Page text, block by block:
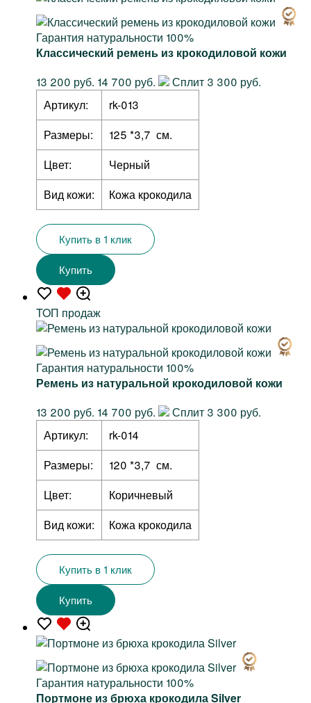
Гарантия натуральности 100%
Классический ремень из крокодиловой кожи
13 200 руб. 14 700 руб.
Сплит 3 300 руб.
Артикул:
rk-013
Размеры:
125 *3,7 см.
Цвет:
Черный
Вид кожи:
Кожа крокодила
Купить в 1 клик
Купить
TOП продаж
Гарантия натуральности 100%
Ремень из натуральной крокодиловой кожи
13 200 руб. 14 700 руб.
Сплит 3 300 руб.
Артикул:
rk-014
Размеры:
120 *3,7 см.
Цвет:
Коричневый
Вид кожи:
Кожа крокодила
Купить в 1 клик
Купить
Гарантия натуральности 100%
Портмоне из брюха крокодила Silver